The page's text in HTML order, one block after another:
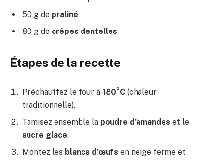
50 g de praliné
80 g de crêpes dentelles
Étapes de la recette
Préchauffez le four à 180°C (chaleur
traditionnelle).
Tamisez ensemble la poudre d’amandes et le
sucre glace.
Montez les blancs d’œufs en neige ferme et